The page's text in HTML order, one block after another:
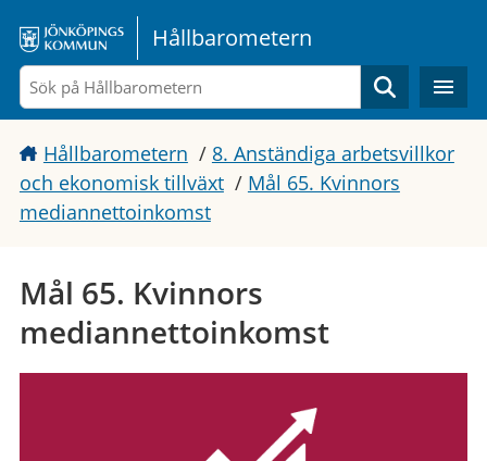
Gå direkt till sidans innehåll
Hållbarometern
Sök
Hållbarometern / 8. Anständiga arbetsvillkor
och ekonomisk tillväxt / Mål 65. Kvinnors
mediannettoinkomst
Mål 65. Kvinnors
mediannettoinkomst